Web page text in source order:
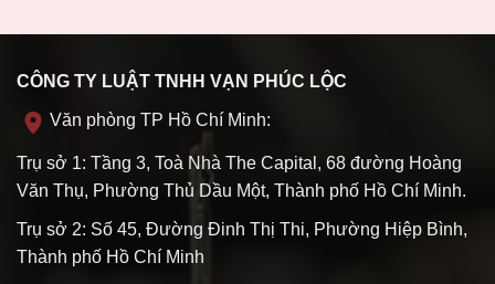
CÔNG TY LUẬT TNHH VẠN PHÚC LỘC
Văn phòng TP Hồ Chí Minh:
Trụ sở 1: Tầng 3, Toà Nhà The Capital, 68 đường Hoàng
Văn Thụ, Phường Thủ Dầu Một, Thành phố Hồ Chí Minh.
Trụ sở 2: Số 45, Đường Đinh Thị Thi, Phường Hiệp Bình,
Thành phố Hồ Chí Minh